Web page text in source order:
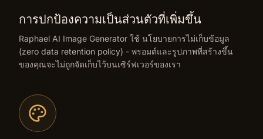
การปกป้องความเป็นส่วนตัวที่เพิ่มขึ้น
Raphael AI Image Generator ใช้ นโยบายการไม่เก็บข้อมูล
(zero data retention policy) - พรอมต์และรูปภาพที่สร้างขึ้น
ของคุณจะไม่ถูกจัดเก็บไว้บนเซิร์ฟเวอร์ของเรา